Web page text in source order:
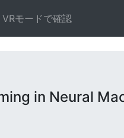
VRモードで確認
in Neural